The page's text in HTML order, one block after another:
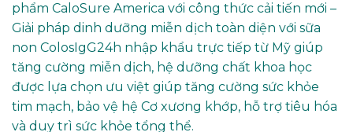
phẩm CaloSure America với công thức cải tiến mới –
Giải pháp dinh dưỡng miễn dịch toàn diện với sữa
non ColosIgG24h nhập khẩu trực tiếp từ Mỹ giúp
tăng cường miễn dịch, hệ dưỡng chất khoa học
được lựa chọn ưu việt giúp tăng cường sức khỏe
tim mạch, bảo vệ hệ Cơ xương khớp, hỗ trợ tiêu hóa
và duy trì sức khỏe tổng thể.